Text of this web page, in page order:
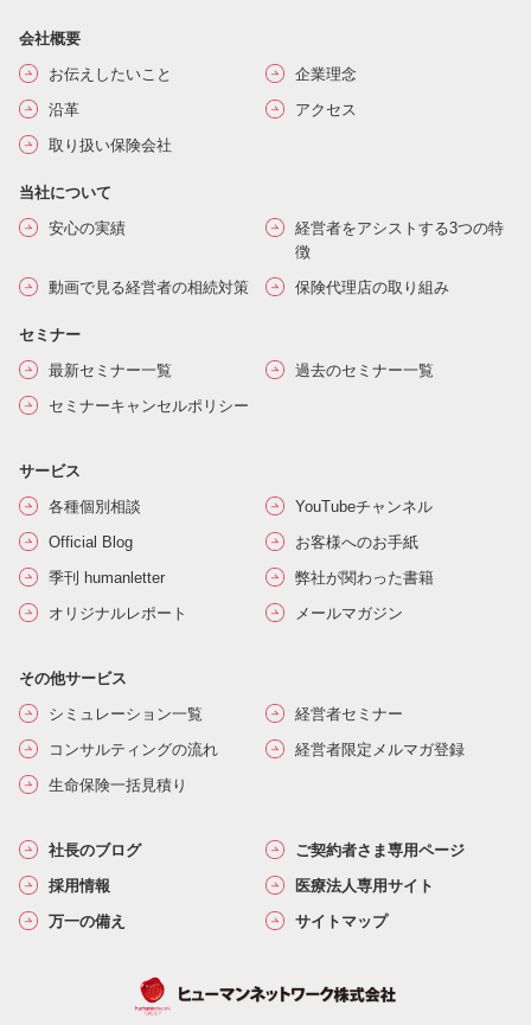
会社概要
お伝えしたいこと
企業理念
沿革
アクセス
取り扱い保険会社
当社について
安心の実績
経営者をアシストする3つの特
徴
動画で見る経営者の相続対策
保険代理店の取り組み
セミナー
最新セミナー一覧
過去のセミナー一覧
セミナーキャンセルポリシー
サービス
各種個別相談
YouTubeチャンネル
Official Blog
お客様へのお手紙
季刊 humanletter
弊社が関わった書籍
オリジナルレポート
メールマガジン
その他サービス
シミュレーション一覧
経営者セミナー
コンサルティングの流れ
経営者限定メルマガ登録
生命保険一括見積り
社長のブログ
ご契約者さま専用ページ
採用情報
医療法人専用サイト
万一の備え
サイトマップ